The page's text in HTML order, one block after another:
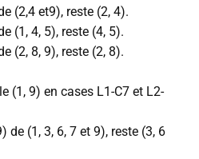
(2,4 et9), reste (2, 4).
(1, 4, 5), reste (4, 5).
(2, 8, 9), reste (2, 8).
(1, 9) en cases L1-C7 et L2-
de (1, 3, 6, 7 et 9), reste (3, 6